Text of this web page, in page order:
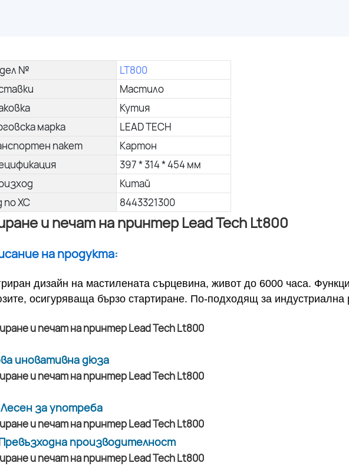
№
LT800
Мастило
Кутия
марка
LEAD TECH
пакет
Картон
397 * 314 * 454 мм
Китай
по ХС
8443321300
и печат на принтер Lead Tech Lt800
на продукта:
дизайн на мастилената сърцевина, живот до 6000 часа.
осигуряваща бързо стартиране. По-подходящ за индустриална
иновативна дюза
Лесен за употреба
производителност